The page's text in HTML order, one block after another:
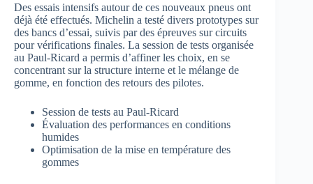
Des essais intensifs autour de ces nouveaux pneus ont
déjà été effectués. Michelin a testé divers prototypes sur
des bancs d’essai, suivis par des épreuves sur circuits
pour vérifications finales. La session de tests organisée
au Paul-Ricard a permis d’affiner les choix, en se
concentrant sur la structure interne et le mélange de
gomme, en fonction des retours des pilotes.
Session de tests au Paul-Ricard
Évaluation des performances en conditions
humides
Optimisation de la mise en température des
gommes